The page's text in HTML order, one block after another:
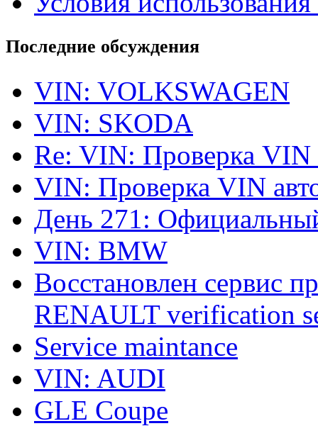
Последние обсуждения
VIN: VOLKSWAGEN
VIN: SKODA
Re: VIN: Проверка VIN
VIN: Проверка VIN
День 271:
VIN: BMW
Восстановлен сервис
RENAULT verification
Service maintance
VIN: AUDI
GLE Coupe